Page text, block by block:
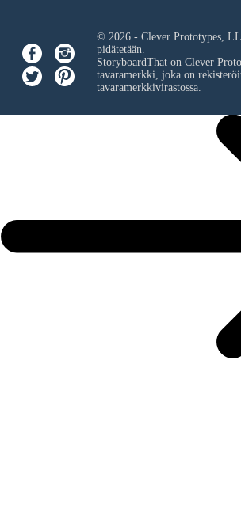
© 2026 - Clever Prototypes,
pidätetään.
StoryboardThat on Clever
tavaramerkki, joka on
tavaramerkkivirastossa.